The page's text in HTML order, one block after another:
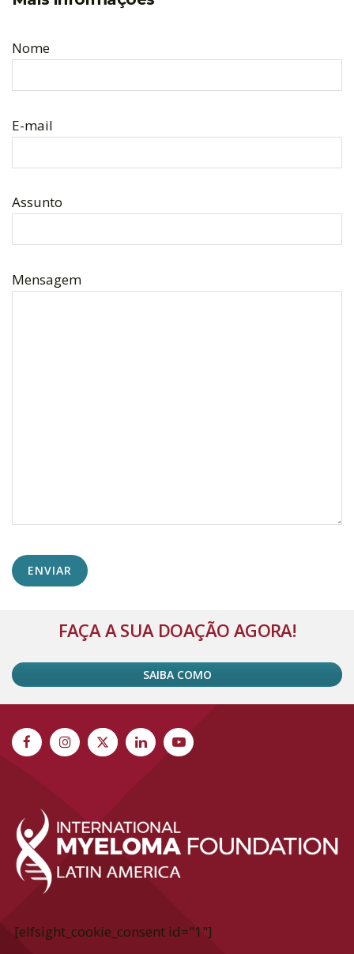
Nome
E-mail
Assunto
Mensagem
Alternative:FAÇA A SUA DOAÇÃO AGORA!
SAIBA COMO
[elfsight_cookie_consent id="1"]